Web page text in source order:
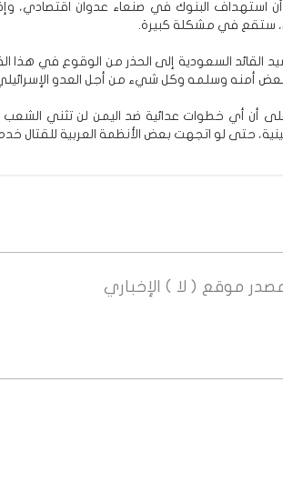
استهداف البنوك في صنعاء عدوان اقتصادي،
ستقع في مشكلة كبيرة.
القائد السعودية إلى الحذر من الوقوع في هذا
أمنه وسلمه وكل شيء من أجل العدو
أن أي خطوات عدائية ضد اليمن لن تثني الشعب
حتى لو اتجهت بعض الأنظمة العربية للقتال
موقع ( لا ) الإخباري